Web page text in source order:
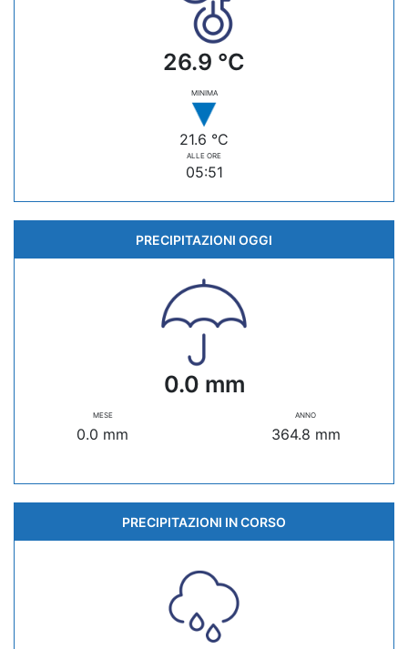
26.9 °C
MINIMA
21.6 °C
ALLE ORE
05:51
PRECIPITAZIONI OGGI
0.0 mm
MESE
0.0 mm
ANNO
364.8 mm
PRECIPITAZIONI IN CORSO